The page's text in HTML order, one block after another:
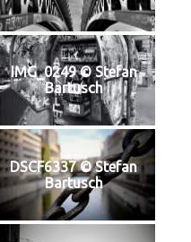
IMG_0249 © Stefan
Bartusch
DSCF6337 © Stefan
Bartusch